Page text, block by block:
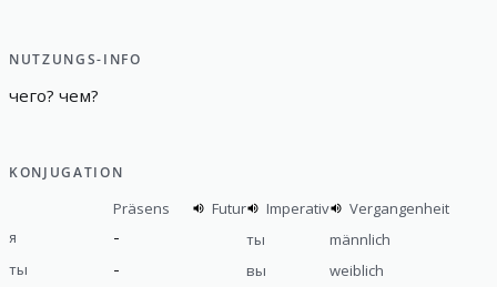
NUTZUNGS-INFO
чего? чем?
KONJUGATION
Präsens
Futur
я
-
ты -
Imperativ
ты
вы
Vergangenheit
männlich
weiblich